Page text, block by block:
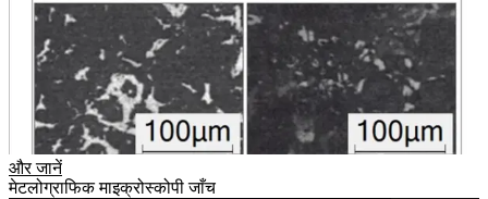
और जानें
मेटलोग्राफिक माइक्रोस्कोपी जाँच